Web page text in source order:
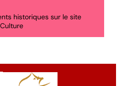
historiques sur le site